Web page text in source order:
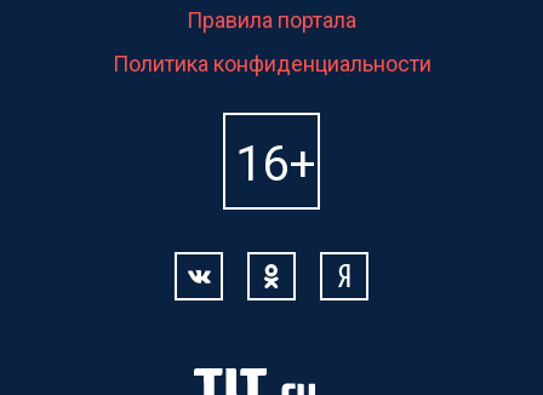
Правила портала
Политика конфиденциальности